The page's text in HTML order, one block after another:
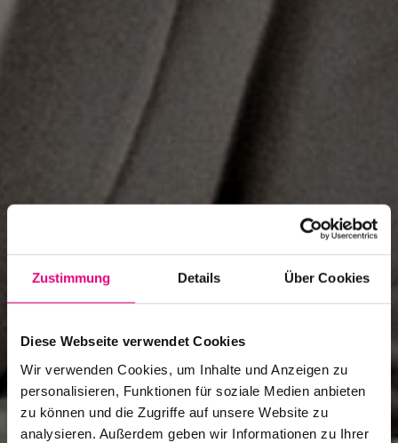
Zustimmung Details Über Cookies
Diese Webseite verwendet Cookies
Wir verwenden Cookies, um Inhalte und Anzeigen zu
personalisieren, Funktionen für soziale Medien anbieten
zu können und die Zugriffe auf unsere Website zu
analysieren. Außerdem geben wir Informationen zu Ihrer